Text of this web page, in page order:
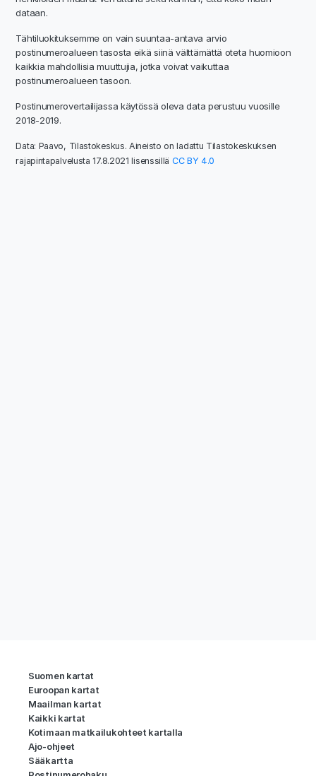
dataan.
Tähtiluokituksemme on vain suuntaa-antava arvio
postinumeroalueen tasosta eikä siinä välttämättä oteta huomioon
kaikkia mahdollisia muuttujia, jotka voivat vaikuttaa
postinumeroalueen tasoon.
Postinumerovertailijassa käytössä oleva data perustuu vuosille
2018-2019.
Data: Paavo, Tilastokeskus. Aineisto on ladattu Tilastokeskuksen
rajapintapalvelusta 17.8.2021 lisenssillä CC BY 4.0
Suomen kartat
Euroopan kartat
Maailman kartat
Kaikki kartat
Kotimaan matkailukohteet kartalla
Ajo-ohjeet
Sääkartta